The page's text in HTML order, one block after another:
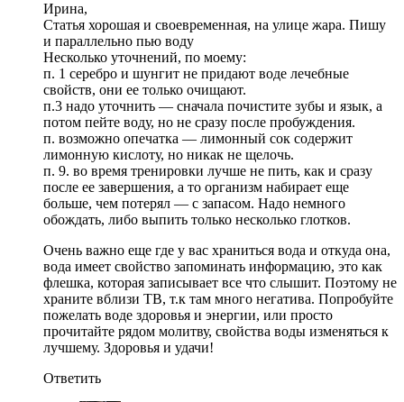
Ирина,
Статья хорошая и своевременная, на улице жара. Пишу
и параллельно пью воду
Несколько уточнений, по моему:
п. 1 серебро и шунгит не придают воде лечебные
свойств, они ее только очищают.
п.3 надо уточнить — сначала почистите зубы и язык, а
потом пейте воду, но не сразу после пробуждения.
п. возможно опечатка — лимонный сок содержит
лимонную кислоту, но никак не щелочь.
п. 9. во время тренировки лучше не пить, как и сразу
после ее завершения, а то организм набирает еще
больше, чем потерял — с запасом. Надо немного
обождать, либо выпить только несколько глотков.
Очень важно еще где у вас храниться вода и откуда она,
вода имеет свойство запоминать информацию, это как
флешка, которая записывает все что слышит. Поэтому не
храните вблизи ТВ, т.к там много негатива. Попробуйте
пожелать воде здоровья и энергии, или просто
прочитайте рядом молитву, свойства воды изменяться к
лучшему. Здоровья и удачи!
Ответить